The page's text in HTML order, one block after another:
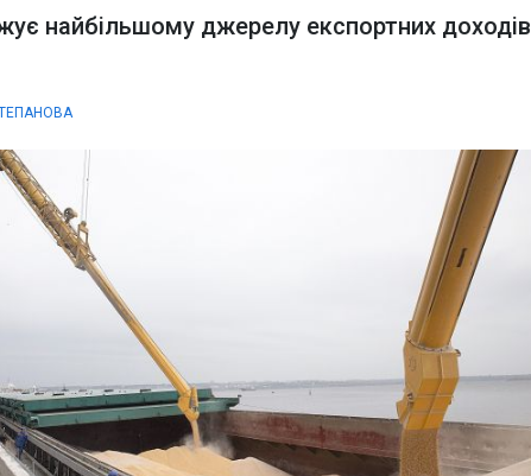
найбільшому джерелу експортних доходів